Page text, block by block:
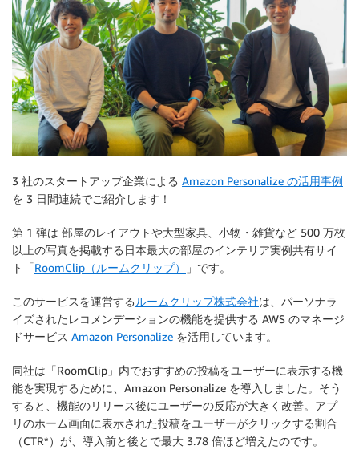
3 社のスタートアップ企業による Amazon Personalize の活用事例
を 3 日間連続でご紹介します！
第 1 弾は 部屋のレイアウトや大型家具、小物・雑貨など 500 万枚
以上の写真を掲載する日本最大の部屋のインテリア実例共有サイ
ト「RoomClip（ルームクリップ） 」です。
このサービスを運営する ルームクリップ株式会社は、パーソナラ
イズされたレコメンデーションの機能を提供する AWS のマネージ
ドサービス Amazon Personalize を活用しています。
同社は「RoomClip」内でおすすめの投稿をユーザーに表示する機
能を実現するために、Amazon Personalize を導入しました。そう
すると、機能のリリース後にユーザーの反応が大きく改善。アプ
リのホーム画面に表示された投稿をユーザーがクリックする割合
（CTR*）が、導入前と後とで最大 3.78 倍ほど増えたのです。